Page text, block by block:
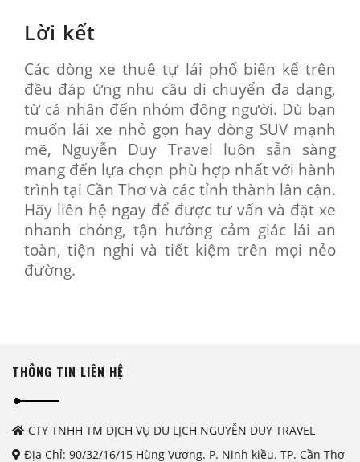
Lời kết
Các dòng xe thuê tự lái phổ biến kể trên
đều đáp ứng nhu cầu di chuyển đa dạng,
từ cá nhân đến nhóm đông người. Dù bạn
muốn lái xe nhỏ gọn hay dòng SUV mạnh
mẽ, Nguyễn Duy Travel luôn sẵn sàng
mang đến lựa chọn phù hợp nhất với hành
trình tại Cần Thơ và các tỉnh thành lân cận.
Hãy liên hệ ngay để được tư vấn và đặt xe
nhanh chóng, tận hưởng cảm giác lái an
toàn, tiện nghi và tiết kiệm trên mọi nẻo
đường.
THÔNG TIN LIÊN HỆ
CTY TNHH TM DỊCH VỤ DU LỊCH NGUYỄN DUY TRAVEL
Địa Chỉ: 90/32/16/15 Hùng Vương. P. Ninh kiều. TP. Cần Thơ